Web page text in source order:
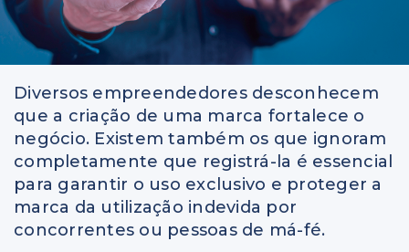
Diversos empreendedores desconhecem
que a criação de uma marca fortalece o
negócio. Existem também os que ignoram
completamente que registrá-la é essencial
para garantir o uso exclusivo e proteger a
marca da utilização indevida por
concorrentes ou pessoas de má-fé.